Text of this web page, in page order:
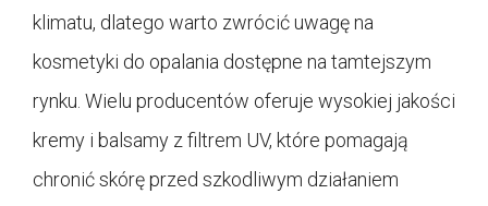
klimatu, dlatego warto zwrócić uwagę na
kosmetyki do opalania dostępne na tamtejszym
rynku. Wielu producentów oferuje wysokiej jakości
kremy i balsamy z filtrem UV, które pomagają
chronić skórę przed szkodliwym działaniem